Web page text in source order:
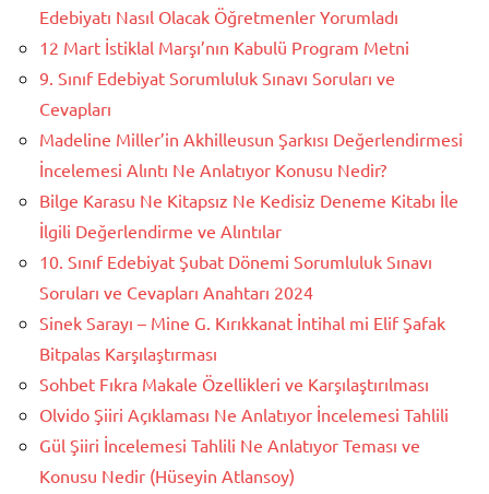
Edebiyatı Nasıl Olacak Öğretmenler Yorumladı
12 Mart İstiklal Marşı’nın Kabulü Program Metni
9. Sınıf Edebiyat Sorumluluk Sınavı Soruları ve
Cevapları
Madeline Miller’in Akhilleusun Şarkısı Değerlendirmesi
İncelemesi Alıntı Ne Anlatıyor Konusu Nedir?
Bilge Karasu Ne Kitapsız Ne Kedisiz Deneme Kitabı İle
İlgili Değerlendirme ve Alıntılar
10. Sınıf Edebiyat Şubat Dönemi Sorumluluk Sınavı
Soruları ve Cevapları Anahtarı 2024
Sinek Sarayı – Mine G. Kırıkkanat İntihal mi Elif Şafak
Bitpalas Karşılaştırması
Sohbet Fıkra Makale Özellikleri ve Karşılaştırılması
Olvido Şiiri Açıklaması Ne Anlatıyor İncelemesi Tahlili
Gül Şiiri İncelemesi Tahlili Ne Anlatıyor Teması ve
Konusu Nedir (Hüseyin Atlansoy)